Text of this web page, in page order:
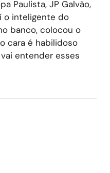
Paulista, JP Galvão,
o inteligente do
banco, colocou o
cara é habilidoso
entender esses